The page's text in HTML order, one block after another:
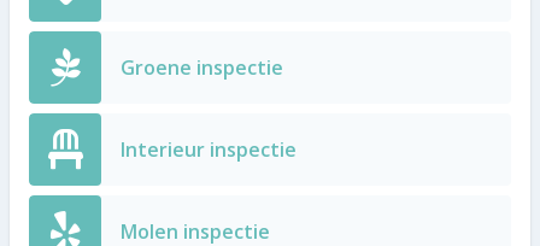
Groene inspectie
Interieur inspectie
Molen inspectie